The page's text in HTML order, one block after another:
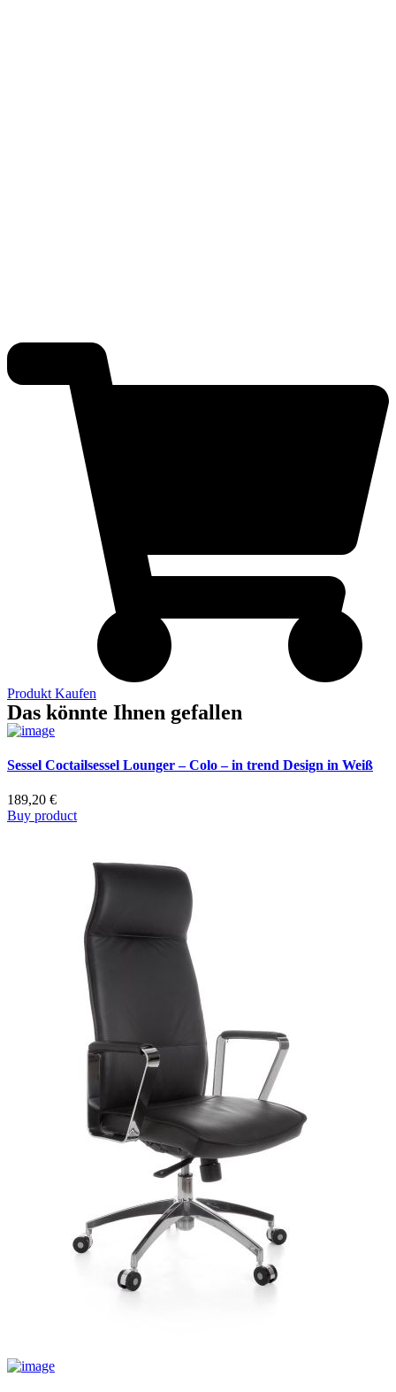
Produkt Kaufen
Das könnte Ihnen gefallen
Sessel Coctailsessel Lounger – Colo – in trend Design in Weiß
189,20 €
Buy product